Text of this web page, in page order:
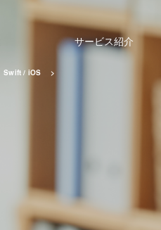
サービス紹介
Swift / iOS